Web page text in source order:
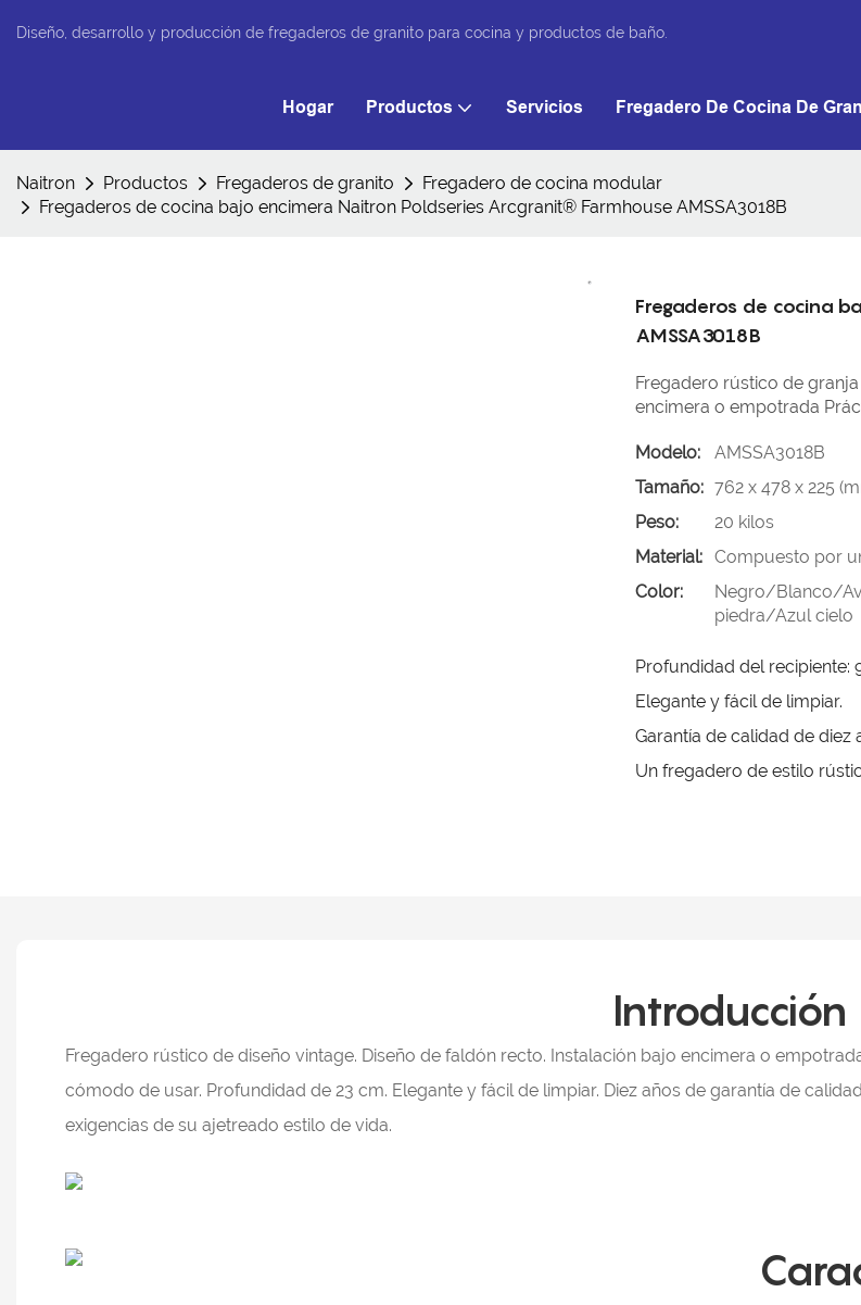
Diseño, desarrollo y producción de fregaderos de granito para cocina y productos de baño.
Hogar Productos Servicios Fregadero De Cocina De
Naitron Productos Fregaderos de granito
Fregadero de cocina modular
Fregaderos de cocina bajo encimera Naitron Poldseries Arcgranit® Farmhouse AMSSA3018B
Fregaderos de cocina
AMSSA3018B
Fregadero rústico de
encimera o empotrada
Profundidad del recipiente:
Elegante y fácil de limpiar.
Garantía de calidad de diez
Un fregadero de estilo
Modelo:
AMSSA3018B
Tamaño: 762 x 478 x 225
Peso:
20 kilos
Material: Compuesto por
Color:
Negro/Blanco/
piedra/Azul cielo
Introducción
Fregadero rústico de diseño vintage. Diseño de faldón recto. Instalación bajo encimera o
cómodo de usar. Profundidad de 23 cm. Elegante y fácil de limpiar. Diez años de garantía de
exigencias de su ajetreado estilo de vida.